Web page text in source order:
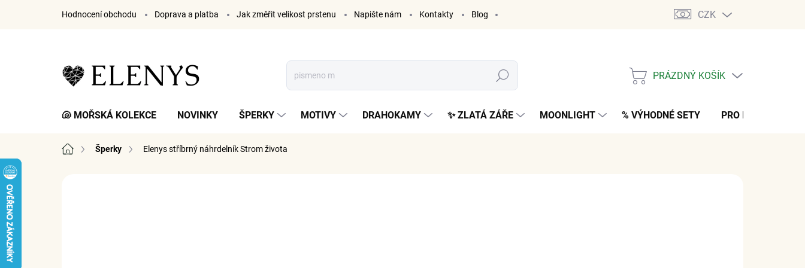
Hodnocení obchodu Doprava a platba Jak změřit velikost prstenu Napište nám Kontakty Blog CZK
Hledat
NÁKUPNÍ
PRÁZDNÝ KOŠÍK
🐚 MOŘSKÁ KOLEKCE NOVINKY ŠPERKY MOTIVY DRAHOKAMY ✨ ZLATÁ ZÁŘE MOONLIGHT % VÝHODNÉ SETY PRO MUŽE
Domů Šperky Elenys stříbrný náhrdelník Strom života